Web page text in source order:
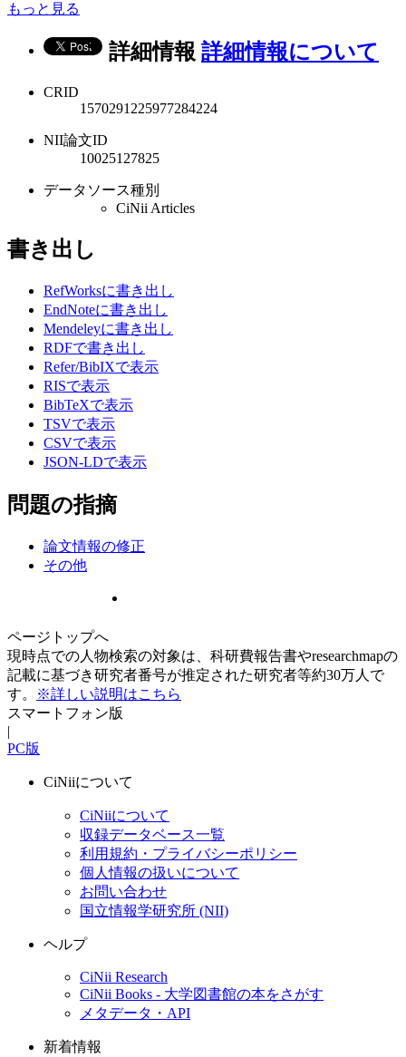
もっと見る
詳細情報 詳細情報について
CRID
1570291225977284224
NII論文ID
10025127825
データソース種別
CiNii Articles
書き出し
RefWorksに書き出し
EndNoteに書き出し
Mendeleyに書き出し
RDFで書き出し
Refer/BibIXで表示
RISで表示
BibTeXで表示
TSVで表示
CSVで表示
JSON-LDで表示
問題の指摘
論文情報の修正
その他
ページトップへ
現時点での人物検索の対象は、科研費報告書やresearchmapの
記載に基づき研究者番号が推定された研究者等約30万人で
す。
※詳しい説明はこちら
スマートフォン版
|
PC版
CiNiiについて
CiNiiについて
収録データベース一覧
利用規約・プライバシーポリシー
個人情報の扱いについて
お問い合わせ
国立情報学研究所 (NII)
ヘルプ
CiNii Research
CiNii Books - 大学図書館の本をさがす
メタデータ・API
新着情報